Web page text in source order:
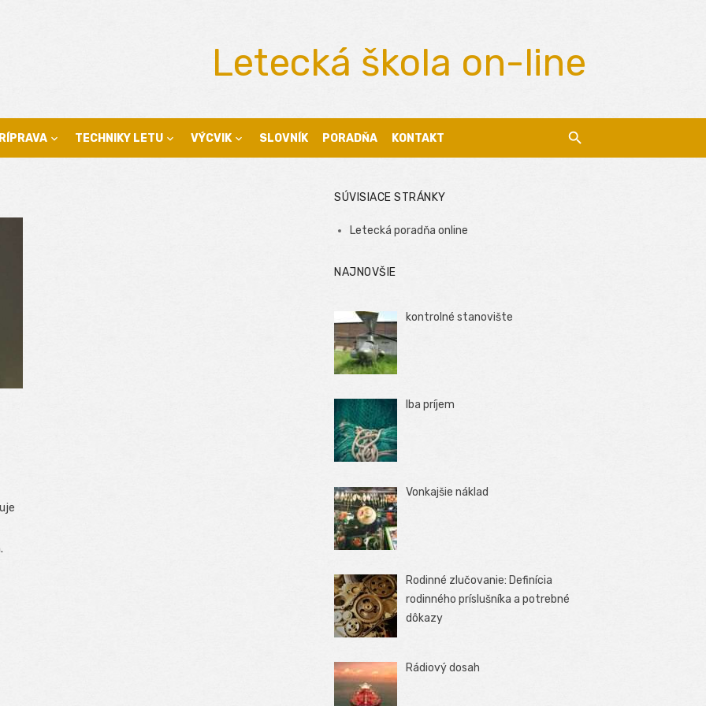
Letecká škola on-line
TECHNIKY LETU VÝCVIK SLOVNÍK PORADŇA KONTAKT
SÚVISIACE STRÁNKY
Letecká poradňa online
NAJNOVŠIE
kontrolné stanovište
Iba príjem
Vonkajšie náklad
Rodinné zlučovanie: Definícia
rodinného príslušníka a potrebné
dôkazy
Rádiový dosah